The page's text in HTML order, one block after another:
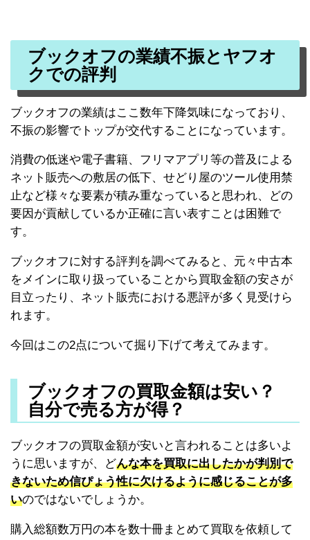
ブックオフの業績不振とヤフオ
クでの評判
ブックオフの業績はここ数年下降気味になっており、
不振の影響でトップが交代することになっています。
消費の低迷や電子書籍、フリマアプリ等の普及による
ネット販売への敷居の低下、せどり屋のツール使用禁
止など様々な要素が積み重なっていると思われ、どの
要因が貢献しているか正確に言い表すことは困難で
す。
ブックオフに対する評判を調べてみると、元々中古本
をメインに取り扱っていることから買取金額の安さが
目立ったり、ネット販売における悪評が多く見受けら
れます。
今回はこの2点について掘り下げて考えてみます。
ブックオフの買取金額は安い？
自分で売る方が得？
ブックオフの買取金額が安いと言われることは多いよ
うに思いますが、どんな本を買取に出したかが判別で
きないため信ぴょう性に欠けるように感じることが多
いのではないでしょうか。
購入総額数万円の本を数十冊まとめて買取を依頼して